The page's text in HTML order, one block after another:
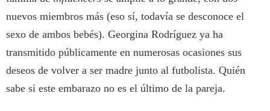
nuevos miembros más (eso sí, todavía se desconoce el
sexo de ambos bebés). Georgina Rodríguez ya ha
transmitido públicamente en numerosas ocasiones sus
deseos de volver a ser madre junto al futbolista. Quién
sabe si este embarazo no es el último de la pareja.